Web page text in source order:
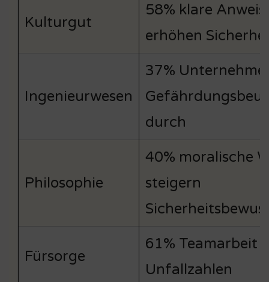
Kulturgut
58% klare
erhöhen
Ingenieurwesen
37%
durch
Philosophie
40% moralische
steigern
Fürsorge
61% Teamarbeit
Unfallzahlen